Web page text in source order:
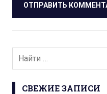
СВЕЖИЕ ЗАПИСИ